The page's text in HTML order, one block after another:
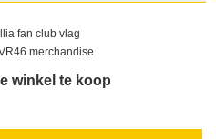
fan club vlag
merchandise
winkel te koop